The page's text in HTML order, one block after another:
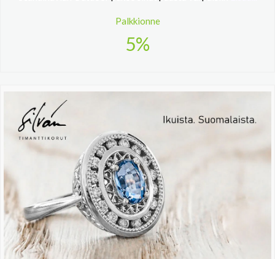
Palkkionne
5%